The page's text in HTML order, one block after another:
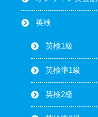
英検
英検1級
英検準1級
英検2級